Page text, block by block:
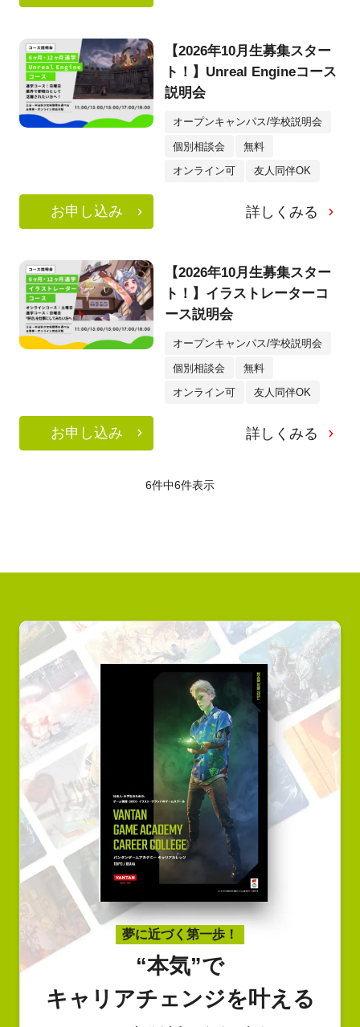
【2026年10月生募集スター
ト！】Unreal Engineコース
説明会
オープンキャンパス/学校説明会
個別相談会 無料
オンライン可 友人同伴OK
お申し込み 詳しくみる
【2026年10月生募集スター
ト！】イラストレーターコ
ース説明会
オープンキャンパス/学校説明会
個別相談会 無料
オンライン可 友人同伴OK
お申し込み 詳しくみる
6件中6件表示
夢に近づく第一歩！
“本気”で
キャリアチェンジを叶える